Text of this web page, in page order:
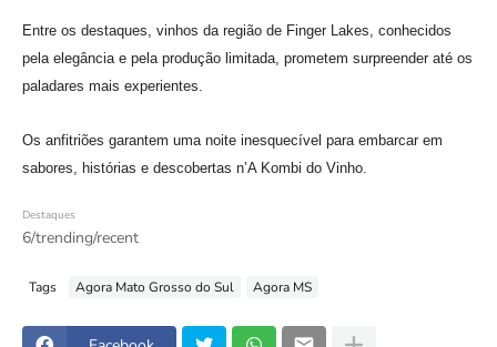
Entre os destaques, vinhos da região de Finger Lakes, conhecidos
pela elegância e pela produção limitada, prometem surpreender até os
paladares mais experientes.
Os anfitriões garantem uma noite inesquecível para embarcar em
sabores, histórias e descobertas n’A Kombi do Vinho.
Destaques
6/trending/recent
Tags Agora Mato Grosso do Sul Agora MS